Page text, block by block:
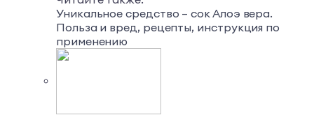
Уникальное средство – сок Алоэ вера.
Польза и вред, рецепты, инструкция по
применению